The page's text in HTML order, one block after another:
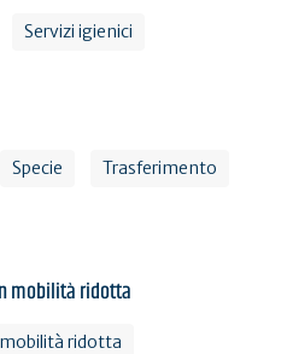
Servizi igienici
Specie Trasferimento
mobilità ridotta
ridotta